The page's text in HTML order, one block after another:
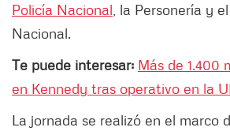
Policía Nacional , la Personería y
Nacional.
Te puede interesar: Más de 1.400
en Kennedy tras operativo en la
La jornada se realizó en el marco